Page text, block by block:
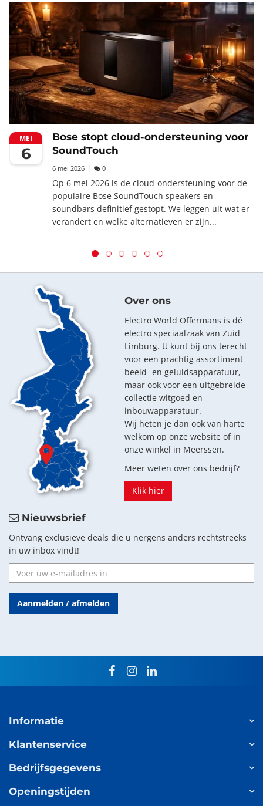
MEI
6
Bose stopt cloud-ondersteuning voor
SoundTouch
6 mei 2026 0
Op 6 mei 2026 is de cloud-ondersteuning voor de
populaire Bose SoundTouch speakers en
soundbars definitief gestopt. We leggen uit wat er
verandert en welke alternatieven er zijn...
Over ons
Electro World Offermans is dé
electro speciaalzaak van Zuid
Limburg. U kunt bij ons terecht
voor een prachtig assortiment
beeld- en geluidsapparatuur,
maar ook voor een uitgebreide
collectie witgoed en
inbouwapparatuur.
Wij heten je dan ook van harte
welkom op onze website of in
onze winkel in Meerssen.
Meer weten over ons bedrijf?
Klik hier
Nieuwsbrief
Ontvang exclusieve deals die u nergens anders rechtstreeks
in uw inbox vindt!
Aanmelden / afmelden
facebookinstagram
linkedin
Informatie
Klantenservice
Bedrijfsgegevens
Openingstijden